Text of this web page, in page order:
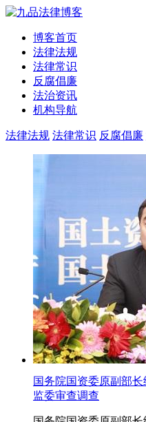
博客首页
法律法规
法律常识
反腐倡廉
法治资讯
机构导航
法律法规 法律常识 反腐倡廉
国务院国资委原副部
监委审查调查